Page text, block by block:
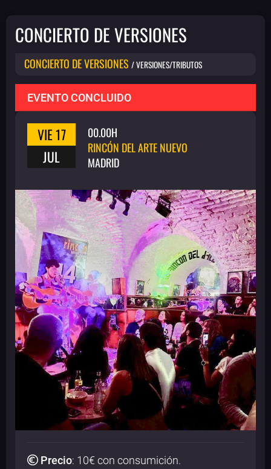
CONCIERTO DE VERSIONES
CONCIERTO DE VERSIONES / VERSIONES/TRIBUTOS
EVENTO CONCLUIDO
VIE 17
JUL
00.00H
RINCÓN DEL ARTE NUEVO
MADRID
Precio: 10€ con consumición.